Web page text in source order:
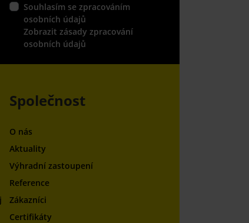
Souhlasím se zpracováním
osobních údajů
Zobrazit zásady zpracování
osobních údajů
Společnost
O nás
Aktuality
Výhradní zastoupení
Reference
Zákazníci
Certifikáty